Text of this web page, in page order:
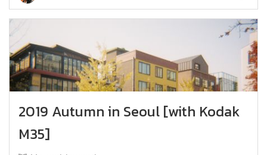
2019 Autumn in Seoul [with Kodak
M35]